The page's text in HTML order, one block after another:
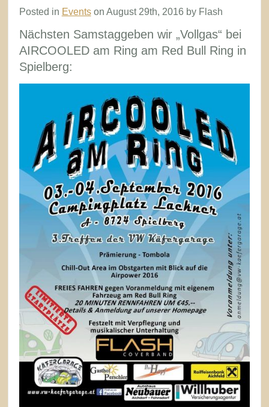
Posted in Eventson August 29th, 2016 by Flash
Nächsten Samstaggeben wir „Vollgas“ bei
AIRCOOLED am Ring am Red Bull Ring in
Spielberg: